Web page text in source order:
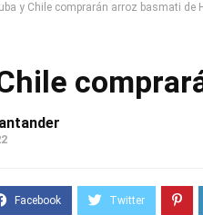
y Chile comprarán arroz basmati de